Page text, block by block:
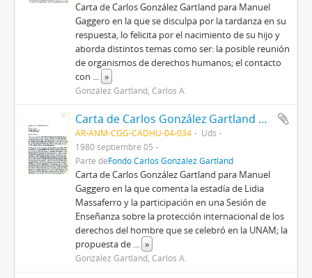
Carta de Carlos González Gartland para Manuel
Gaggero en la que se disculpa por la tardanza en su
respuesta, lo felicita por el nacimiento de su hijo y
aborda distintos temas como ser: la posible reunión
de organismos de derechos humanos; el contacto
con ... »
González Gartland, Carlos A.
Carta de Carlos González Gartland para Manuel Gaggero
AR-ANM-CGG-CADHU-04-034
Uds
1980 septiembre 05
Parte deFondo Carlos González Gartland
Carta de Carlos González Gartland para Manuel
Gaggero en la que comenta la estadía de Lidia
Massaferro y la participación en una Sesión de
Enseñanza sobre la protección internacional de los
derechos del hombre que se celebró en la UNAM; la
propuesta de ... »
González Gartland, Carlos A.